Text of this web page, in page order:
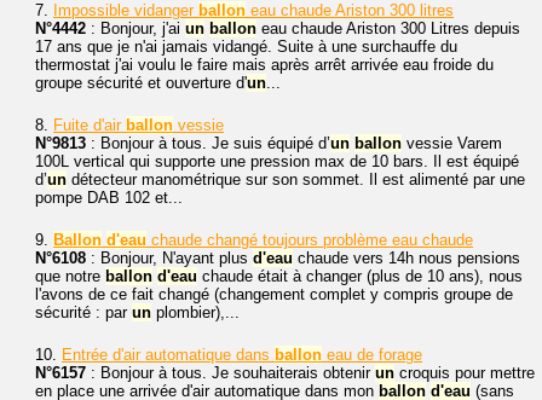
7. Impossible vidanger ballon eau chaude Ariston 300 litres
N°4442 : Bonjour, j'ai un ballon eau chaude Ariston 300 Litres depuis
17 ans que je n'ai jamais vidangé. Suite à une surchauffe du
thermostat j'ai voulu le faire mais après arrêt arrivée eau froide du
groupe sécurité et ouverture d'un...
8. Fuite d'air ballon vessie
N°9813 : Bonjour à tous. Je suis équipé d’un ballon vessie Varem
100L vertical qui supporte une pression max de 10 bars. Il est équipé
d’un détecteur manométrique sur son sommet. Il est alimenté par une
pompe DAB 102 et...
9. Ballon d'eau chaude changé toujours problème eau chaude
N°6108 : Bonjour, N'ayant plus d'eau chaude vers 14h nous pensions
que notre ballon d'eau chaude était à changer (plus de 10 ans), nous
l'avons de ce fait changé (changement complet y compris groupe de
sécurité : par un plombier),...
10. Entrée d'air automatique dans ballon eau de forage
N°6157 : Bonjour à tous. Je souhaiterais obtenir un croquis pour mettre
en place une arrivée d'air automatique dans mon ballon d'eau (sans